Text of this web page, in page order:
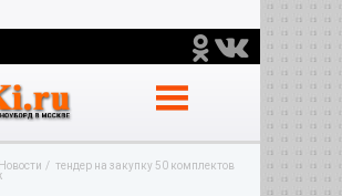
Новости
тендер на закупку 50 комплектов